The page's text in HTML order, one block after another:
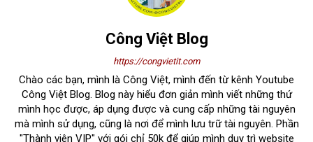
Công Việt Blog
https://congvietit.com
Chào các bạn, mình là Công Việt, mình đến từ kênh Youtube
Công Việt Blog. Blog này hiểu đơn giản mình viết những thứ
mình học được, áp dụng được và cung cấp những tài nguyên
mà mình sử dụng, cũng là nơi để mình lưu trữ tài nguyên. Phần
"Thành viên VIP" với gói chỉ 50k để giúp mình duy trì website